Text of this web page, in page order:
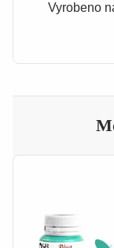
Vyrobeno